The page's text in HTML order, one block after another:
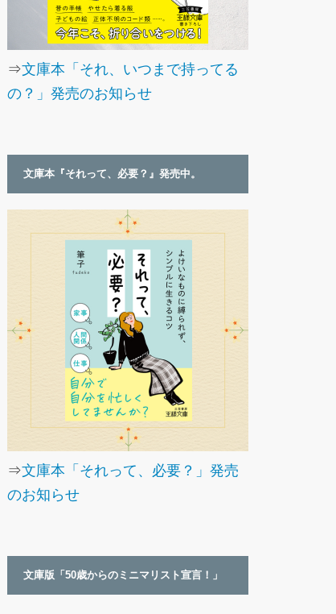
⇒文庫本「それ、いつまで持ってる
の？」発売のお知らせ
文庫本『それって、必要？』発売中。
⇒文庫本「それって、必要？」発売
のお知らせ
文庫版「50歳からのミニマリスト宣言！」